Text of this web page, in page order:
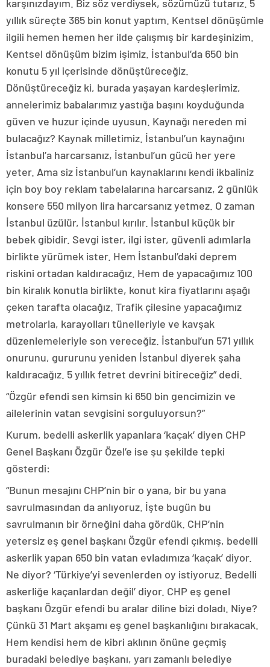
karşınızdayım. Biz söz verdiysek, sözümüzü tutarız. 5
yıllık süreçte 365 bin konut yaptım. Kentsel dönüşümle
ilgili hemen hemen her ilde çalışmış bir kardeşinizim.
Kentsel dönüşüm bizim işimiz. İstanbul’da 650 bin
konutu 5 yıl içerisinde dönüştüreceğiz.
Dönüştüreceğiz ki, burada yaşayan kardeşlerimiz,
annelerimiz babalarımız yastığa başını koyduğunda
güven ve huzur içinde uyusun. Kaynağı nereden mi
bulacağız? Kaynak milletimiz. İstanbul’un kaynağını
İstanbul’a harcarsanız, İstanbul’un gücü her yere
yeter. Ama siz İstanbul’un kaynaklarını kendi ikbaliniz
için boy boy reklam tabelalarına harcarsanız, 2 günlük
konsere 550 milyon lira harcarsanız yetmez. O zaman
İstanbul üzülür, İstanbul kırılır. İstanbul küçük bir
bebek gibidir. Sevgi ister, ilgi ister, güvenli adımlarla
birlikte yürümek ister. Hem İstanbul’daki deprem
riskini ortadan kaldıracağız. Hem de yapacağımız 100
bin kiralık konutla birlikte, konut kira fiyatlarını aşağı
çeken tarafta olacağız. Trafik çilesine yapacağımız
metrolarla, karayolları tünelleriyle ve kavşak
düzenlemeleriyle son vereceğiz. İstanbul’un 571 yıllık
onurunu, gururunu yeniden İstanbul diyerek şaha
kaldıracağız. 5 yıllık fetret devrini bitireceğiz” dedi.
“Özgür efendi sen kimsin ki 650 bin gencimizin ve
ailelerinin vatan sevgisini sorguluyorsun?”
Kurum, bedelli askerlik yapanlara ‘kaçak’ diyen CHP
Genel Başkanı Özgür Özel’e ise şu şekilde tepki
gösterdi:
“Bunun mesajını CHP’nin bir o yana, bir bu yana
savrulmasından da anlıyoruz. İşte bugün bu
savrulmanın bir örneğini daha gördük. CHP’nin
yetersiz eş genel başkanı Özgür efendi çıkmış, bedelli
askerlik yapan 650 bin vatan evladımıza ‘kaçak’ diyor.
Ne diyor? ‘Türkiye’yi sevenlerden oy istiyoruz. Bedelli
askerliğe kaçanlardan değil’ diyor. CHP eş genel
başkanı Özgür efendi bu aralar diline bizi doladı. Niye?
Çünkü 31 Mart akşamı eş genel başkanlığını bırakacak.
Hem kendisi hem de kibri aklının önüne geçmiş
buradaki belediye başkanı, yarı zamanlı belediye